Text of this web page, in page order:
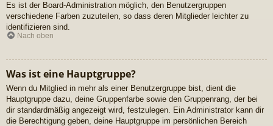
Es ist der Board-Administration möglich, den Benutzergruppen
verschiedene Farben zuzuteilen, so dass deren Mitglieder leichter zu
identifizieren sind.
Nach oben
Was ist eine Hauptgruppe?
Wenn du Mitglied in mehr als einer Benutzergruppe bist, dient die
Hauptgruppe dazu, deine Gruppenfarbe sowie den Gruppenrang, der bei
dir standardmäßig angezeigt wird, festzulegen. Ein Administrator kann dir
die Berechtigung geben, deine Hauptgruppe im persönlichen Bereich